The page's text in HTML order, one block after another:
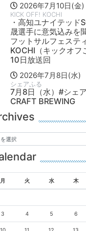
2026年7月10日(金)
KICK OFF! KOCHI
・高知ユナイテッ
晟選手に意気込みを
フットサルフェステ
KOCHI（キックオ
10日放送回
2026年7月8日(水)
シェアふる
7月8日（水）#シェ
CRAFT BREWING
月 火 水 木
3 4 5 6